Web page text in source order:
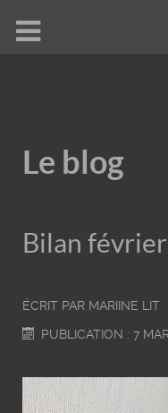
Le blog
Bilan février
ÉCRIT PAR MARIINE LIT
PUBLICATION : 7